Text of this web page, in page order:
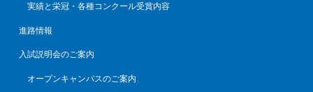
実績と栄冠・各種コンクール受賞内容
進路情報
入試説明会のご案内
オープンキャンパスのご案内